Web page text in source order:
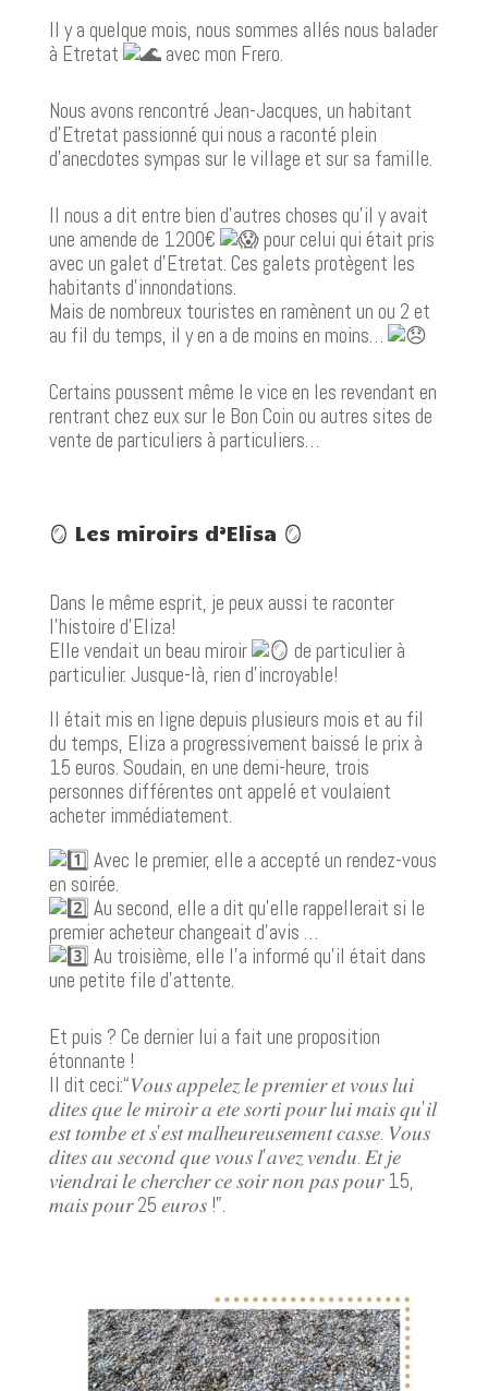
Il y a quelque mois, nous sommes allés nous balader
à Etretat
avec mon Frero.
Nous avons rencontré Jean-Jacques, un habitant
d’Etretat passionné qui nous a raconté plein
d’anecdotes sympas sur le village et sur sa famille.
Il nous a dit entre bien d’autres choses qu’il y avait
une amende de 1200€
pour celui qui était pris
avec un galet d’Etretat. Ces galets protègent les
habitants d’innondations.
Mais de nombreux touristes en ramènent un ou 2 et
au fil du temps, il y en a de moins en moins…
Certains poussent même le vice en les revendant en
rentrant chez eux sur le Bon Coin ou autres sites de
vente de particuliers à particuliers…
🪞 Les miroirs d’Elisa 🪞
Dans le même esprit, je peux aussi te raconter
l’histoire d’Eliza!
Elle vendait un beau miroir
de particulier à
particulier. Jusque-là, rien d’incroyable!
Il était mis en ligne depuis plusieurs mois et au fil
du temps, Eliza a progressivement baissé le prix à
15 euros. Soudain, en une demi-heure, trois
personnes différentes ont appelé et voulaient
acheter immédiatement.
Avec le premier, elle a accepté un rendez-vous
en soirée.
Au second, elle a dit qu’elle rappellerait si le
premier acheteur changeait d’avis …
Au troisième, elle l’a informé qu’il était dans
une petite file d’attente.
Et puis ? Ce dernier lui a fait une proposition
étonnante !
Il dit ceci:“𝑉𝑜𝑢𝑠 𝑎𝑝𝑝𝑒𝑙𝑒𝑧 𝑙𝑒 𝑝𝑟𝑒𝑚𝑖𝑒𝑟 𝑒𝑡 𝑣𝑜𝑢𝑠 𝑙𝑢𝑖
𝑑𝑖𝑡𝑒𝑠 𝑞𝑢𝑒 𝑙𝑒 𝑚𝑖𝑟𝑜𝑖𝑟 𝑎 𝑒𝑡𝑒 𝑠𝑜𝑟𝑡𝑖 𝑝𝑜𝑢𝑟 𝑙𝑢𝑖 𝑚𝑎𝑖𝑠 𝑞𝑢’𝑖𝑙
𝑒𝑠𝑡 𝑡𝑜𝑚𝑏𝑒 𝑒𝑡 𝑠’𝑒𝑠𝑡 𝑚𝑎𝑙ℎ𝑒𝑢𝑟𝑒𝑢𝑠𝑒𝑚𝑒𝑛𝑡 𝑐𝑎𝑠𝑠𝑒. 𝑉𝑜𝑢𝑠
𝑑𝑖𝑡𝑒𝑠 𝑎𝑢 𝑠𝑒𝑐𝑜𝑛𝑑 𝑞𝑢𝑒 𝑣𝑜𝑢𝑠 𝑙’𝑎𝑣𝑒𝑧 𝑣𝑒𝑛𝑑𝑢. 𝐸𝑡 𝑗𝑒
𝑣𝑖𝑒𝑛𝑑𝑟𝑎𝑖 𝑙𝑒 𝑐ℎ𝑒𝑟𝑐ℎ𝑒𝑟 𝑐𝑒 𝑠𝑜𝑖𝑟 𝑛𝑜𝑛 𝑝𝑎𝑠 𝑝𝑜𝑢𝑟 15,
𝑚𝑎𝑖𝑠 𝑝𝑜𝑢𝑟 25 𝑒𝑢𝑟𝑜𝑠 !”.